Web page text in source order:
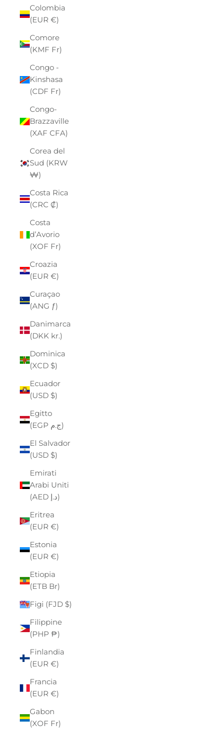
Colombia
(EUR €)
Comore
(KMF Fr)
Congo -
Kinshasa
(CDF Fr)
Congo-
Brazzaville
(XAF CFA)
Corea del
Sud (KRW
₩)
Costa Rica
(CRC ₡)
Costa
d’Avorio
(XOF Fr)
Croazia
(EUR €)
Curaçao
(ANG ƒ)
Danimarca
(DKK kr.)
Dominica
(XCD $)
Ecuador
(USD $)
Egitto
(EGP ج.م)
El Salvador
(USD $)
Emirati
Arabi Uniti
(AED د.إ)
Eritrea
(EUR €)
Estonia
(EUR €)
Etiopia
(ETB Br)
Figi (FJD $)
Filippine
(PHP ₱)
Finlandia
(EUR €)
Francia
(EUR €)
Gabon
(XOF Fr)